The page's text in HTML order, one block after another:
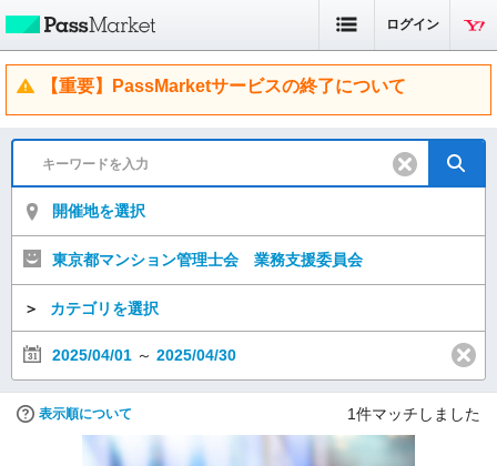
ログイン
【重要】PassMarketサービスの終了について
開催地を選択
東京都マンション管理士会 業務支援委員会
＞ カテゴリを選択
2025/04/01 ～ 2025/04/30
表示順について 1件マッチしました